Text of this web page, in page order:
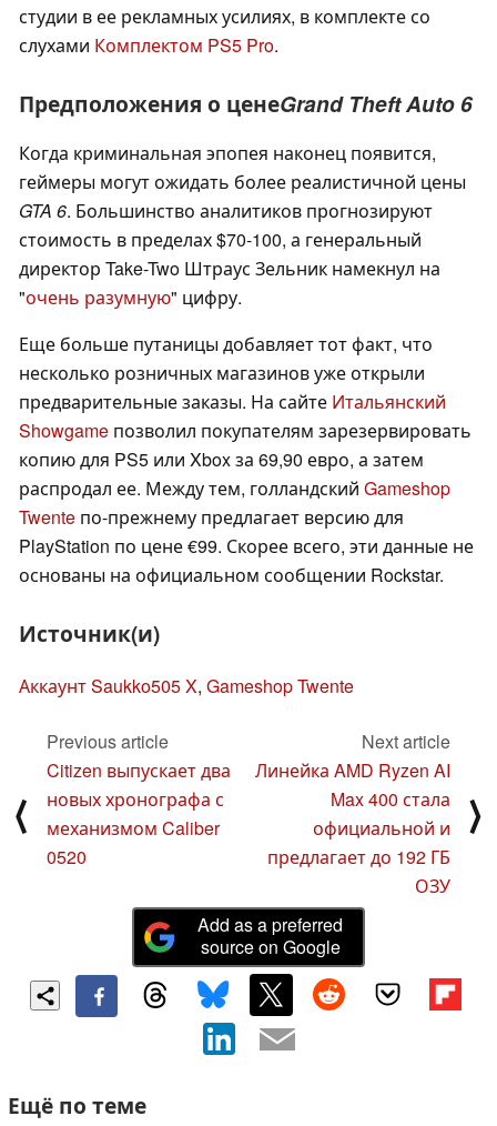
студии в ее рекламных усилиях, в комплекте со
слухами Комплектом PS5 Pro.
Предположения о ценеGrand Theft Auto 6
Когда криминальная эпопея наконец появится,
геймеры могут ожидать более реалистичной цены
GTA 6. Большинство аналитиков прогнозируют
стоимость в пределах $70-100, а генеральный
директор Take-Two Штраус Зельник намекнул на
"очень разумную" цифру.
Еще больше путаницы добавляет тот факт, что
несколько розничных магазинов уже открыли
предварительные заказы. На сайте Итальянский
Showgame позволил покупателям зарезервировать
копию для PS5 или Xbox за 69,90 евро, а затем
распродал ее. Между тем, голландский Gameshop
Twente по-прежнему предлагает версию для
PlayStation по цене €99. Скорее всего, эти данные не
основаны на официальном сообщении Rockstar.
Источник(и)
Аккаунт Saukko505 X, Gameshop Twente
⟨
Previous article
Citizen выпускает два
новых хронографа с
механизмом Caliber
0520
Next article
Линейка AMD Ryzen AI
Max 400 стала
официальной и
предлагает до 192 ГБ
ОЗУ
⟩
Add as a preferred
source on Google
Ещё по теме